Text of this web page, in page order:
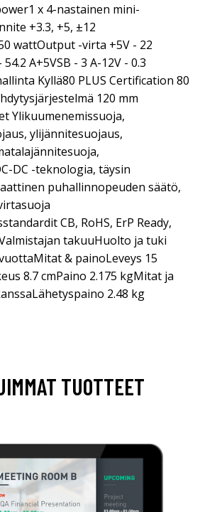
x 4-nastainen mini-
+3.3, +5, ±12
wattOutput -virta +5V - 22
A+5VSB - 3 A-12V - 0.3
Kyllä80 PLUS Certification 80
120 mm
Ylikuumenemissuoja,
ylijännitesuojaus,
DC -teknologia, täysin
puhallinnopeuden säätö,
CB, RoHS, ErP Ready,
takuuHuolto ja tuki
& painoLeveys 15
8.7 cmPaino 2.175 kgMitat ja
2.48 kg
TUOTTEET